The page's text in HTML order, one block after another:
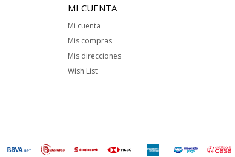
MI CUENTA
Mi cuenta
Mis compras
Mis direcciones
Wish List